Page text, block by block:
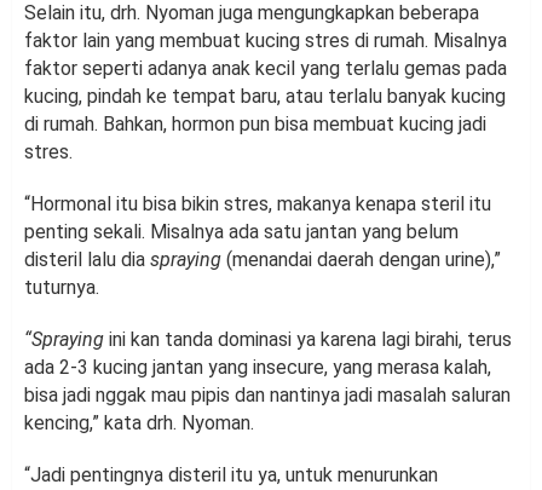
Selain itu, drh. Nyoman juga mengungkapkan beberapa
faktor lain yang membuat kucing stres di rumah. Misalnya
faktor seperti adanya anak kecil yang terlalu gemas pada
kucing, pindah ke tempat baru, atau terlalu banyak kucing
di rumah. Bahkan, hormon pun bisa membuat kucing jadi
stres.
“Hormonal itu bisa bikin stres, makanya kenapa steril itu
penting sekali. Misalnya ada satu jantan yang belum
disteril lalu dia spraying (menandai daerah dengan urine),”
tuturnya.
“Spraying ini kan tanda dominasi ya karena lagi birahi, terus
ada 2-3 kucing jantan yang insecure, yang merasa kalah,
bisa jadi nggak mau pipis dan nantinya jadi masalah saluran
kencing,” kata drh. Nyoman.
“Jadi pentingnya disteril itu ya, untuk menurunkan